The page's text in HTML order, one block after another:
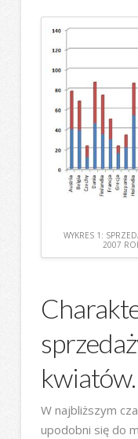
WYKRES 1:
2007
kwiatów.
W najbliższym
upodobni się do